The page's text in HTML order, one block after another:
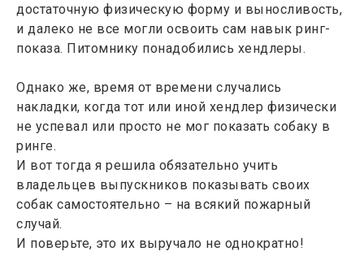
достаточную физическую форму и выносливость,
и далеко не все могли освоить сам навык ринг-
показа. Питомнику понадобились хендлеры.
Однако же, время от времени случались
накладки, когда тот или иной хендлер физически
не успевал или просто не мог показать собаку в
ринге.
И вот тогда я решила обязательно учить
владельцев выпускников показывать своих
собак самостоятельно – на всякий пожарный
случай.
И поверьте, это их выручало не однократно!